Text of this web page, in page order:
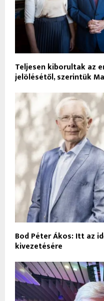
Teljesen kiborultak az
jelölésétől, szerintük
Bod Péter Ákos: Itt az
kivezetésére